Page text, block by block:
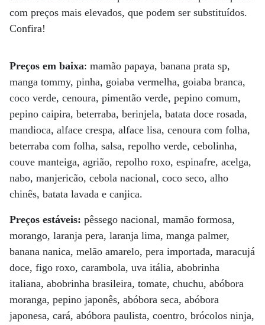
com preços mais elevados, que podem ser substituídos.
Confira!
Preços em baixa: mamão papaya, banana prata sp,
manga tommy, pinha, goiaba vermelha, goiaba branca,
coco verde, cenoura, pimentão verde, pepino comum,
pepino caipira, beterraba, berinjela, batata doce rosada,
mandioca, alface crespa, alface lisa, cenoura com folha,
beterraba com folha, salsa, repolho verde, cebolinha,
couve manteiga, agrião, repolho roxo, espinafre, acelga,
nabo, manjericão, cebola nacional, coco seco, alho
chinês, batata lavada e canjica.
Preços estáveis: pêssego nacional, mamão formosa,
morango, laranja pera, laranja lima, manga palmer,
banana nanica, melão amarelo, pera importada, maracujá
doce, figo roxo, carambola, uva itália, abobrinha
italiana, abobrinha brasileira, tomate, chuchu, abóbora
moranga, pepino japonês, abóbora seca, abóbora
japonesa, cará, abóbora paulista, coentro, brócolos ninja,